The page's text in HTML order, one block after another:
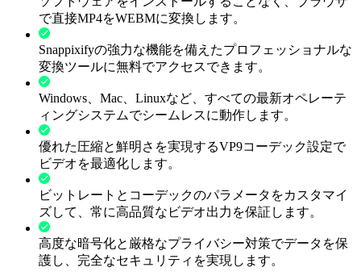
で直接MP4をWEBMに変換します。
Snappixifyの強力な機能を備えたプロフェッショナルな
変換ツールに無料でアクセスできます。
Windows、Mac、Linuxなど、すべての最新オペレーテ
ィングシステムでシームレスに動作します。
優れた圧縮と鮮明さを実現するVP9コーデック設定で
ビデオを最適化します。
ビットレートとコーデックのパラメータをカスタマイ
ズして、常に高品質なビデオ出力を保証します。
高度な暗号化と厳格なプライバシー対策でデータを保
護し、完全なセキュリティを実現します。